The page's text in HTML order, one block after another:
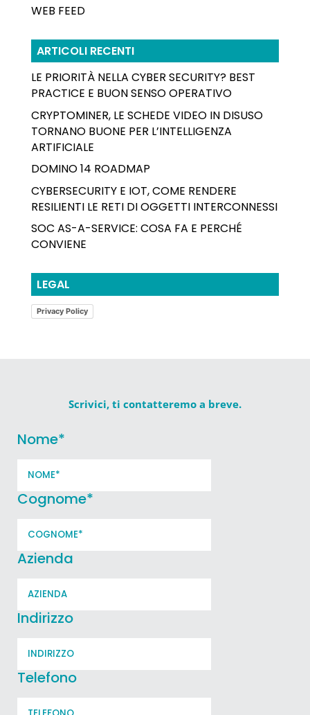
WEB FEED
ARTICOLI RECENTI
LE PRIORITÀ NELLA CYBER SECURITY? BEST
PRACTICE E BUON SENSO OPERATIVO
CRYPTOMINER, LE SCHEDE VIDEO IN DISUSO
TORNANO BUONE PER L’INTELLIGENZA
ARTIFICIALE
DOMINO 14 ROADMAP
CYBERSECURITY E IOT, COME RENDERE
RESILIENTI LE RETI DI OGGETTI INTERCONNESSI
SOC AS-A-SERVICE: COSA FA E PERCHÉ
CONVIENE
LEGAL
Privacy Policy
Scrivici, ti contatteremo a breve.
Nome*
Cognome*
Azienda
Indirizzo
Telefono